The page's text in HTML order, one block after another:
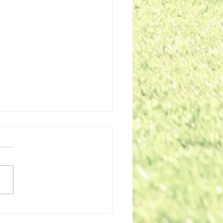
LAS MEJORES ACTIVIDADES A